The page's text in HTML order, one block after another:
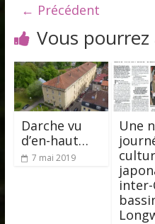
← Précédent
Vous
Darche vu
d’en-haut…
7 mai 2019
Une
inter-